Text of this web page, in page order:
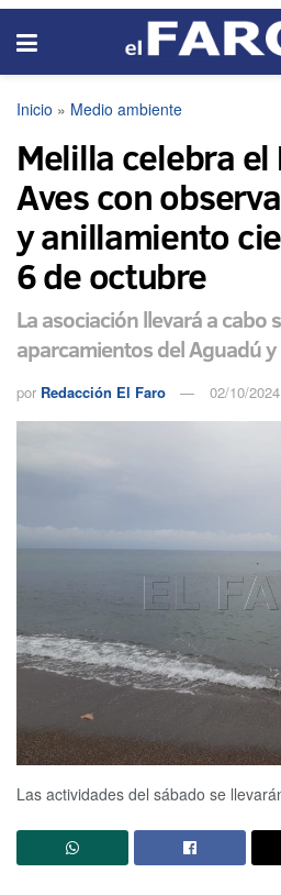
Inicio » Medio ambiente
Melilla celebra el
Aves con
y anillamiento
6 de octubre
La asociación llevará a cabo
aparcamientos del Aguadú
por Redacción El Faro 02/10/
Las actividades del sábado se